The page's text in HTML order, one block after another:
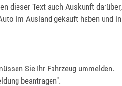
dieser Text auch Auskunft darüber,
im Ausland gekauft haben und in
Sie Ihr Fahrzeug ummelden.
beantragen".